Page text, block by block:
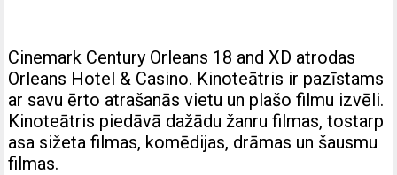
Cinemark Century Orleans 18 and XD atrodas
Orleans Hotel & Casino. Kinoteātris ir pazīstams
ar savu ērto atrašanās vietu un plašo filmu izvēli.
Kinoteātris piedāvā dažādu žanru filmas, tostarp
asa sižeta filmas, komēdijas, drāmas un šausmu
filmas.